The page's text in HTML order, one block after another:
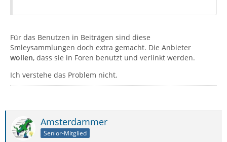
Für das Benutzen in Beiträgen sind diese
Smleysammlungen doch extra gemacht. Die Anbieter
wollen, dass sie in Foren benutzt und verlinkt werden.
Ich verstehe das Problem nicht.
Amsterdammer
Senior-Mitglied